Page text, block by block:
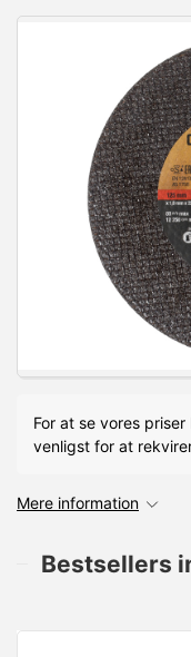
For at se vores
venligst for at
Mere information
Bestsellers